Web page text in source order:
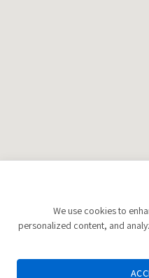
We use cookies to
personalized content, and